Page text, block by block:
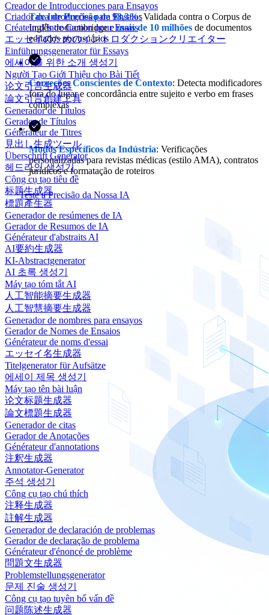
Creador de Introducciones para Ensayos
Criador de Introduções para Ensaios
Créateur d'Introduction pour Essais
エッセイのためのイントロダクションクリエイター
Einführungsgenerator für Essays
에세이를 위한 소개 생성기
Người Tạo Giới Thiệu cho Bài Tiết
论文引言生成器
論文引言創建工具
Generador de Títulos
Gerador de Títulos
Générateur de Titres
見出し生成ツール
Überschrift Generator
헤드라인 생성기
Công cụ tạo tiêu đề
标题生成器
標題產生器
Generador de resúmenes de IA
Gerador de Resumos de IA
Générateur d'abstraits AI
AI要約生成器
KI-Abstractgenerator
AI 초록 생성기
Máy tạo tóm tắt AI
人工智能摘要生成器
人工智慧摘要生成器
Generador de nombres para ensayos
Gerador de Nomes de Ensaios
Générateur de noms d'essai
エッセイ名生成器
Titelgenerator für Aufsätze
에세이 제목 생성기
Máy tạo tên bài luận
论文标题生成器
論文標題生成器
Generador de citas
Gerador de Anotações
Générateur d'annotations
注釈生成器
Annotator-Generator
주석 생성기
Công cụ tạo chú thích
注释生成器
註解生成器
Generador de declaración de problemas
Gerador de declaração de problema
Générateur d'énoncé de problème
問題文生成器
Problemstellungsgenerator
문제 진술 생성기
Công cụ tạo tuyên bố vấn đề
问题陈述生成器
Taxa de Precisão de 98,3%: Validada contra o Corpus de
Inglês de Cambridge emais de 10 milhões de documentos
editados por usuários
Correções Conscientes de Contexto: Detecta modificadores
fora do lugar e concordância entre sujeito e verbo em frases
complexas
Modos Específicos da Indústria: Verificações
personalizadas para revistas médicas (estilo AMA), contratos
jurídicos e formatação de roteiros
Teste a Precisão da Nossa IA